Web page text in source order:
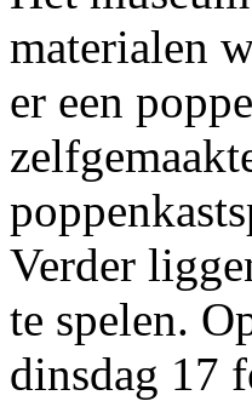
materialen
er een
Verder
te spelen.
dinsdag 17